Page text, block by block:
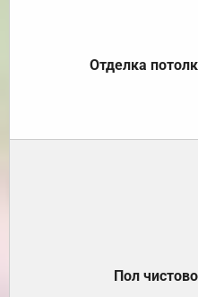
Отделка
Пол